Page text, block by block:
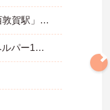
ＪＲ小浜線「西敦賀駅」バス・車4分
■初任者研修(ヘルパー1級・2級)以上の資格をお持ちの方 ■スマートフォン所持必須（業務に使用するため） ■普通運転免許必須（AT可） ※未経験可